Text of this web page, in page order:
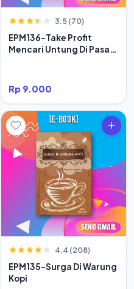
3.5 (70)
EPM136-Take Profit
Mencari Untung Di Pasar
Rp 9.000
4.4 (208)
EPM135-Surga Di Warung
Kopi